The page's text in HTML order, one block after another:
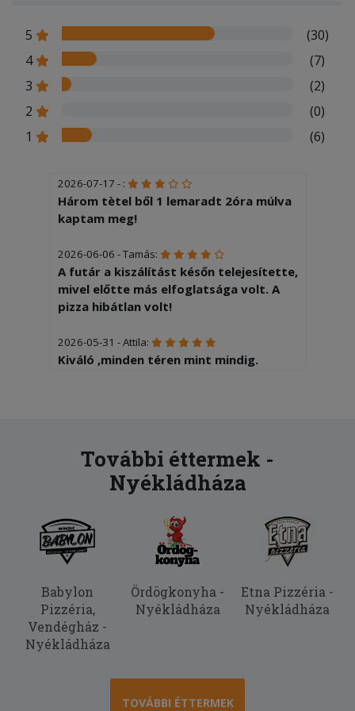
5
(30)
4
(7)
3
(2)
2
(0)
1
(6)
2026-07-17 - :
Három tètel ből 1 lemaradt 2óra múlva
kaptam meg!
2026-06-06 - Tamás:
A futár a kiszálítást későn telejesítette,
mivel előtte más elfoglatsága volt. A
pizza hibátlan volt!
2026-05-31 - Attila:
Kiváló ,minden téren mint mindig.
senki nem tudott semmiben segíteni
szóval egy másik helyről rendeltem, de
persze ezt nem ugyanúgy ki kellett
fizetni! A futár pedig nem megfelelő
hangnemben beszélt!
2026-02-12 - Zsolt:
Picit égett volt az alja, de ettől
eltekintve finom volt.
2025-11-24 - Levi:
Mondanám hogy tökéletes, mert az.
árából picit faragni és egy mindennapi
menü lenne. de így is pipa!
További éttermek -
Nyékládháza
Babylon
Pizzéria,
Vendégház -
Nyékládháza
Ördögkonyha -
Nyékládháza
Etna Pizzéria -
Nyékládháza
TOVÁBBI ÉTTERMEK